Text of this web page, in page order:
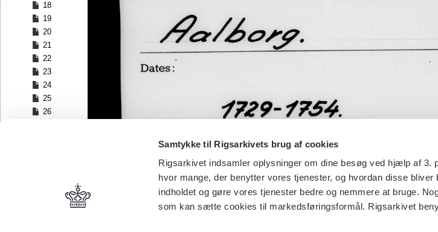
Samtykke til Rigsarkivets brug af cookies
Rigsarkivet indsamler oplysninger om dine besøg ved hjælp af 3.
hvor mange, der benytter vores tjenester, og hvordan disse
indholdet og gøre vores tjenester bedre og nemmere at bruge.
som kan sætte cookies til markedsføringsformål. Rigsarkivet
18
19
20
21
22
23
24
25
26